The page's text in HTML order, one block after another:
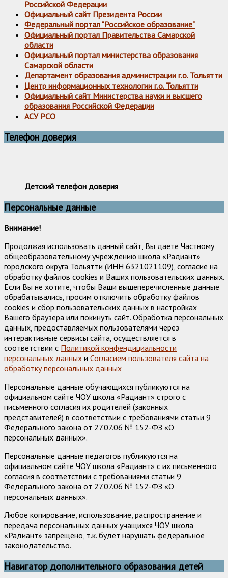
Российской Федерации
Официальный сайт Президента России
Федеральный портал "Российское образование"
Официальный портал Правительства Самарской
области
Официальный портал министерства образования
Самарской области
Департамент образования администрации г.о. Тольятти
Центр информационных технологии г.о. Тольятти
Официальный сайт Министерства науки и высшего
образования Российской Федерации
АСУ РСО
Телефон доверия
Детский телефон доверия
Персональные данные
Внимание!
Продолжая использовать данный сайт, Вы даете Частному
общеобразовательному учреждению школа «Радиант»
городского округа Тольятти (ИНН 6321021109), согласие на
обработку файлов cookies и Ваших пользовательских данных.
Если Вы не хотите, чтобы Ваши вышеперечисленные данные
обрабатывались, просим отключить обработку файлов
cookies и сбор пользовательских данных в настройках
Вашего браузера или покинуть сайт. Обработка персональных
данных, предоставляемых пользователями через
интерактивные сервисы сайта, осуществляется в
соответствии с Политикой конфендициальности
персональных данных и Согласием пользователя сайта на
обработку персональных данных
Персональные данные обучающихся публикуются на
официальном сайте ЧОУ школа «Радиант» строго с
письменного согласия их родителей (законных
представителей) в соответствии с требованиями статьи 9
Федерального закона от 27.07.06 № 152-ФЗ «О
персональных данных».
Персональные данные педагогов публикуются на
официальном сайте ЧОУ школа «Радиант» с их письменного
согласия в соответствии с требованиями статьи 9
Федерального закона от 27.07.06 № 152-ФЗ «О
персональных данных».
Любое копирование, использование, распространение и
передача персональных данных учащихся ЧОУ школа
«Радиант» запрещено, т.к. будет нарушать федеральное
законодательство.
Навигатор дополнительного образования детей